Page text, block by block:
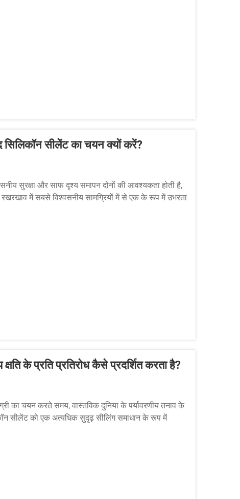
सीलेंट का चयन क्यों करें?
सुरक्षा और साफ दृश्य समापन दोनों की आवश्यकता होती है,
में सबसे विश्वसनीय सामग्रियों में से एक के रूप में उभरता
के प्रति प्रतिरोध कैसे प्रदर्शित करता है?
का चयन करते समय, वास्तविक दुनिया के पर्यावरणीय तनाव के
सीलेंट को एक अत्यधिक सुदृढ़ सीलिंग समाधान के रूप में